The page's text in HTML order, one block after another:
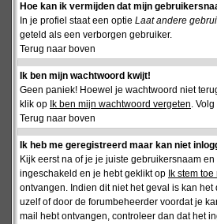
Hoe kan ik vermijden dat mijn
In je profiel staat een optie Laat andere
geteld als een verborgen gebruiker.
Terug naar boven
Ik ben mijn wachtwoord kwijt!
Geen paniek! Hoewel je wachtwoord niet
klik op Ik ben mijn wachtwoord vergeten.
Terug naar boven
Ik heb me geregistreerd maar kan niet
Kijk eerst na of je je juiste gebruikersnaam
ingeschakeld en je hebt geklikt op Ik stem
ontvangen. Indien dit niet het geval is kan
uzelf of door de forumbeheerder voordat je
mail hebt ontvangen, controleer dan dat het